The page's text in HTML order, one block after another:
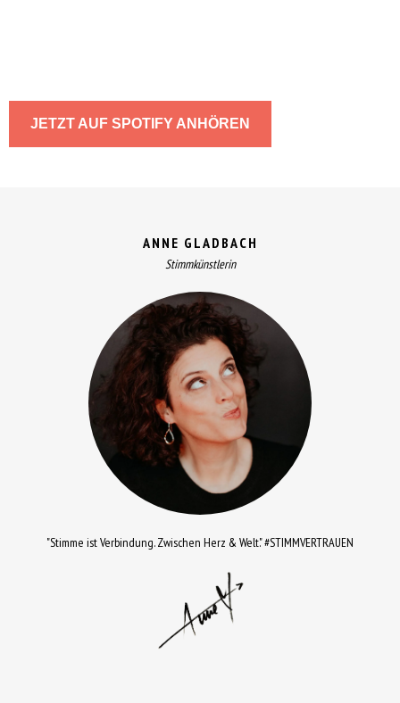
JETZT AUF SPOTIFY ANHÖREN
ANNE GLADBACH
Stimmkünstlerin
"Stimme ist Verbindung. Zwischen Herz & Welt." #STIMMVERTRAUEN